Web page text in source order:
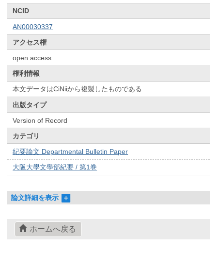
NCID
AN00030337
アクセス権
open access
権利情報
本文データはCiNiiから複製したものである
出版タイプ
Version of Record
カテゴリ
紀要論文 Departmental Bulletin Paper
大阪大學文學部紀要 / 第1巻
論文詳細を表示
ホームへ戻る